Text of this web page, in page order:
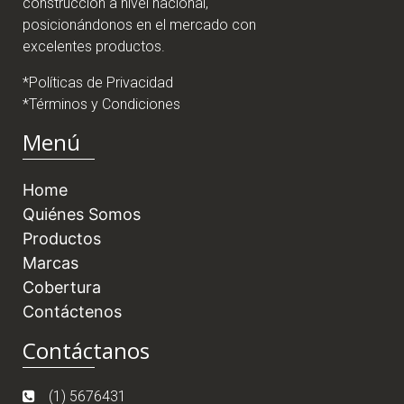
posicionándonos en el mercado con
excelentes productos.
*Políticas de Privacidad
*Términos y Condiciones
Menú
Home
Quiénes Somos
Productos
Marcas
Cobertura
Contáctenos
Contáctanos
(1) 5676431